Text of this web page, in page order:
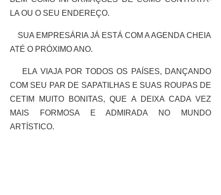
LA OU O SEU ENDEREÇO.
SUA EMPRESÁRIA JÁ ESTÁ COM A AGENDA CHEIA
ATÉ O PRÓXIMO ANO.
ELA VIAJA POR TODOS OS PAÍSES, DANÇANDO
COM SEU PAR DE SAPATILHAS E SUAS ROUPAS DE
CETIM MUITO BONITAS, QUE A DEIXA CADA VEZ
MAIS FORMOSA E ADMIRADA NO MUNDO
ARTÍSTICO.